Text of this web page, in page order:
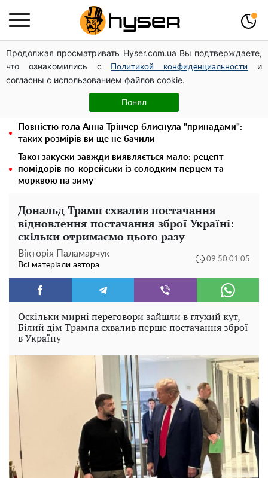
Продолжая просматривать Hyser.com.ua Вы подтверждаете,
что ознакомились с
Политикой конфиденциальности
и
согласны с использованием файлов cookie.
Понял
Новий притулок для осколків ОПЗЖ: як "Партія миру"
Новинського знову з'явилася в інформаційному полі
Павло Прудніков та його дивовижна кар'єра від актора
у російському театрі до номінанта у керівники
Федерації профспілок
Повністю гола Анна Трінчер блиснула "принадами":
таких розмірів ви ще не бачили
Такої закуски завжди виявляється мало: рецепт
помідорів по-корейськи із солодким перцем та
морквою на зиму
Дональд Трамп схвалив постачання
відновлення постачання зброї Україні:
скільки отримаємо цього разу
Вікторія Паламарчук
Всі матеріали автора
09:50 01.05
Оскільки мирні переговори зайшли в глухий кут,
Білий дім Трампа схвалив перше постачання зброї
в Україну